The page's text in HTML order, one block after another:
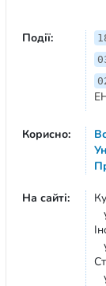
Події:
Корисно:
На сайті: